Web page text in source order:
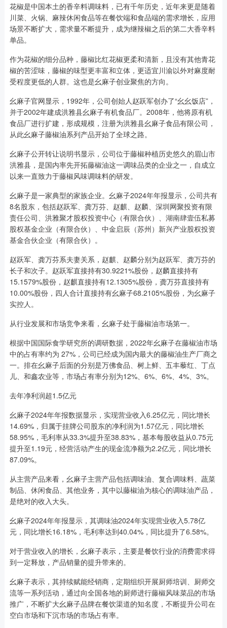
花椒是中国本土的香辛料调味料，已有千年历史，近年来更是随着
川菜、火锅、麻辣休闲食品等在餐饮端和食品端的需求增长，应用
场景不断扩大，需求量不断提升，成为继辣椒之后的第二大香辛料
单品。
作为花椒的细分品种，藤椒比红花椒更柔和清新，且没有其他青花
椒的苦涩味，藤椒的味型更丰富和立体，更适宜川渝以外对麻度耐
受程度更低的人群。这也是幺麻子创业聚焦的方向。
幺麻子官网显示，1992年，公司创始人赵跃军创办了“幺幺饭店”，
并于2002年建成洪雅县幺麻子有机食品厂。2008年，他将原有机
食品厂进行扩建，形成规模，注册为洪雅县幺麻子食品有限公司，
从此幺麻子藤椒油系列产品开始了全球之路。
幺麻子公开转让说明书显示，公司位于藤椒种植历史悠久的眉山市
洪雅县，是国内率先开拓藤椒油这一调味品类的企业之一，自成立
以来一直致力于藤椒风味调味料的研发。
幺麻子是一家典型的家族企业。幺麻子2024年年报显示，公司共有
8名股东，包括赵跃军、龚万芬、赵麒、赵麟、深圳网聚投资有限
责任公司、洪雅聚才股权投资中心（有限合伙）、湖南肆壹伍私募
股权基金企业（有限合伙）、中金启辰（苏州）新兴产业股权投资
基金合伙企业（有限合伙）。
赵跃军、龚万芬系夫妻关系，赵麒、赵麟分别为赵跃军、龚万芬的
长子和次子。赵跃军直接持有30.9221%股份，赵麟直接持有
15.1579%股份，赵麒直接持有12.1305%股份，龚万芬直接持有
10.00%股份，四人合计直接持有幺麻子68.2105%股份，为幺麻子
实控人。
从行业发展和市场竞争来看，幺麻子处于藤椒油市场第一。
根据中国国际食学研究所的调研数据，2022年幺麻子在藤椒油市场
中的占有率约为 27%，公司已经成为国内最大的藤椒油生产厂商之
一。排在幺麻子后面的分别是万佛食品、树上鲜、五丰藜红、丁点
儿、和鑫农业等，市场占有率分别为12%、6%、6%、4%、3%。
去年净利润超1.5亿元
幺麻子2024年年报数据显示，实现营业收入6.25亿元，同比增长
14.69%，归属于挂牌公司股东的净利润为1.57亿元，同比增长
58.95%，毛利率从33.3%提升至38.83%，基本每股收益从0.75元
提升至1.19元，经营活动产生的现金流净额为2.2亿元，同比增长
87.09%。
从主营产品来看，幺麻子主营产品包括调味油、复合调味料、蔬菜
制品、休闲食品、其他业务，其中以藤椒油为核心的调味油产品，
是绝对的收入大头。
幺麻子2024年年报显示，其调味油2024年实现营业收入5.78亿
元，同比增长16.18%，毛利率达到40.04%，同比提升了6.58%。
对于营业收入的增长，幺麻子表示，主要是餐饮行业的消费需求得
到一定释放，产品销量的提升带来的。
幺麻子表示，其持续赋能经销商，定期组织开展厨师培训、厨师交
流等一系列活动，通过向全国各地的厨师进行藤椒风味菜品的市场
推广，不断扩大幺麻子品牌在餐饮渠道的知名度，不断提升公司在
空白市场和下沉市场的市场占有率。